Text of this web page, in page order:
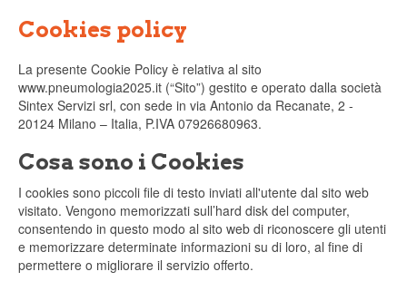
Cookies policy
La presente Cookie Policy è relativa al sito
www.pneumologia2025.it (“Sito”) gestito e operato dalla società
Sintex Servizi srl, con sede in via Antonio da Recanate, 2 -
20124 Milano – Italia, P.IVA 07926680963.
Cosa sono i Cookies
I cookies sono piccoli file di testo inviati all'utente dal sito web
visitato. Vengono memorizzati sull’hard disk del computer,
consentendo in questo modo al sito web di riconoscere gli utenti
e memorizzare determinate informazioni su di loro, al fine di
permettere o migliorare il servizio offerto.